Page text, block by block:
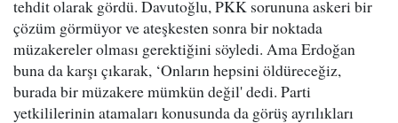
tehdit olarak gördü. Davutoğlu, PKK sorununa askeri bir
çözüm görmüyor ve ateşkesten sonra bir noktada
müzakereler olması gerektiğini söyledi. Ama Erdoğan
buna da karşı çıkarak, ‘Onların hepsini öldüreceğiz,
burada bir müzakere mümkün değil' dedi. Parti
yetkililerinin atamaları konusunda da görüş ayrılıkları